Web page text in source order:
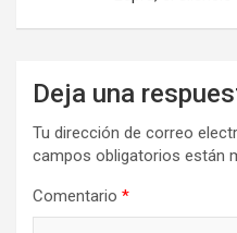
Deja una
Tu dirección de correo
campos obligatorios están
Comentario *